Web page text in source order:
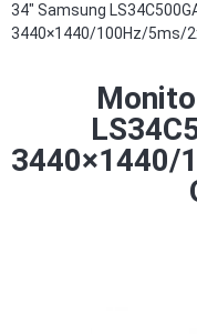
34″ Samsung
3440×1440/100Hz/5ms/
3440×1440/